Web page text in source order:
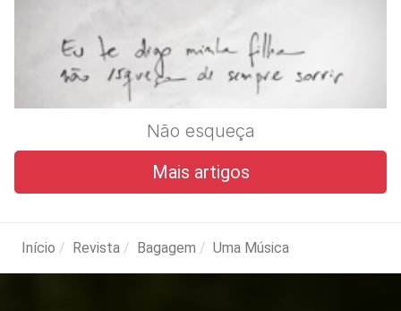
Não esqueça
Mais artigos
Início Revista Bagagem Uma Música